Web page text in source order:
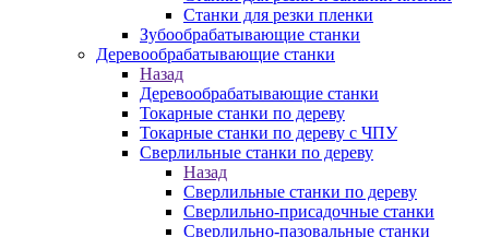
Станки для резки пленки
Зубообрабатывающие станки
Деревообрабатывающие станки
Назад
Деревообрабатывающие станки
Токарные станки по дереву
Токарные станки по дереву с ЧПУ
Сверлильные станки по дереву
Назад
Сверлильные станки по дереву
Сверлильно-присадочные станки
Сверлильно-пазовальные станки